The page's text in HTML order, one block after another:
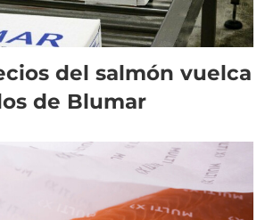
del salmón vuelca
de Blumar